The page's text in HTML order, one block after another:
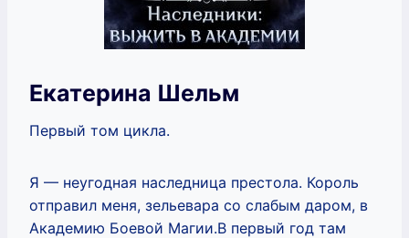
Екатерина Шельм
Первый том цикла.
Я — неугодная наследница престола. Король
отправил меня, зельевара со слабым даром, в
Академию Боевой Магии.В первый год там